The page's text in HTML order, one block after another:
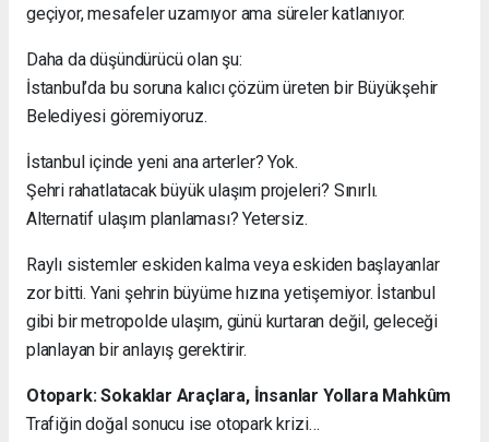
geçiyor, mesafeler uzamıyor ama süreler katlanıyor.
Daha da düşündürücü olan şu:
İstanbul’da bu soruna kalıcı çözüm üreten bir Büyükşehir
Belediyesi göremiyoruz.
İstanbul içinde yeni ana arterler? Yok.
Şehri rahatlatacak büyük ulaşım projeleri? Sınırlı.
Alternatif ulaşım planlaması? Yetersiz.
Raylı sistemler eskiden kalma veya eskiden başlayanlar
zor bitti. Yani şehrin büyüme hızına yetişemiyor. İstanbul
gibi bir metropolde ulaşım, günü kurtaran değil, geleceği
planlayan bir anlayış gerektirir.
Otopark: Sokaklar Araçlara, İnsanlar Yollara Mahkûm
Trafiğin doğal sonucu ise otopark krizi…